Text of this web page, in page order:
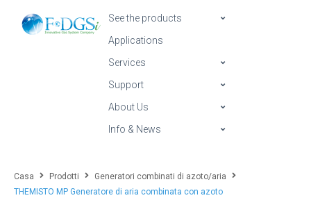
See the products
Applications
Services
Support
About Us
Info & News
Casa Prodotti
Generatori combinati di azoto/aria
THEMISTO MP Generatore di aria combinata con azoto